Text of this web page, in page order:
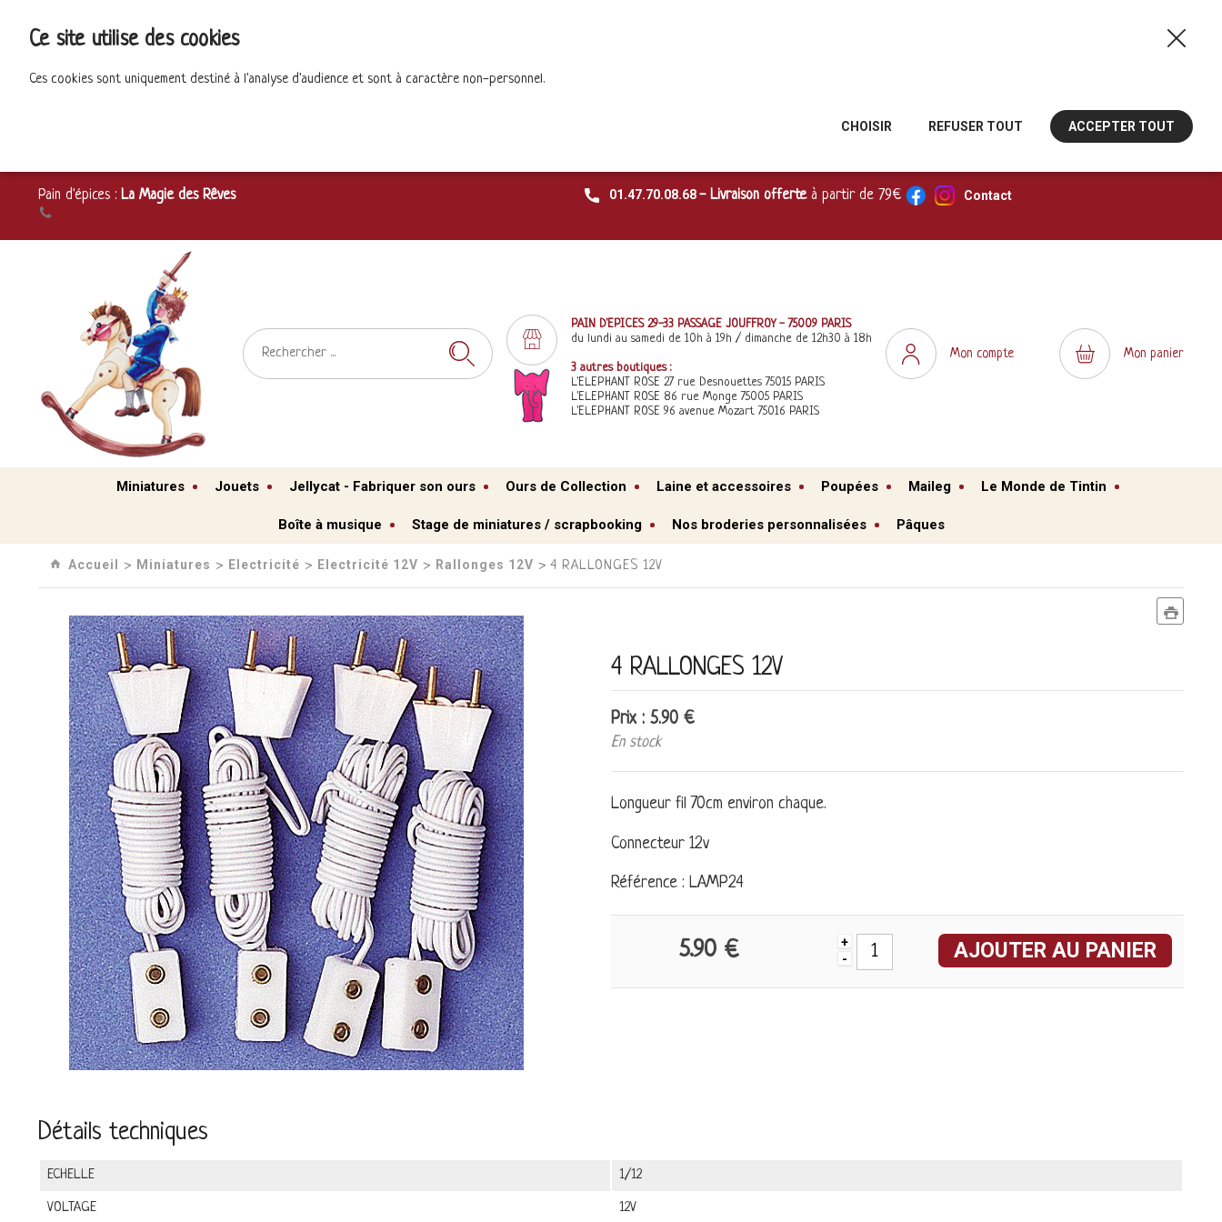
Pain d'épices : La Magie des Rêves 01.47.70.08.68- Livraison offerte à partir de 79€ Contact
PAIN D'EPICES 29-33 PASSAGE JOUFFROY - 75009 PARIS
du lundi au samedi de 10h à 19h / dimanche de 12h30 à 18h
3 autres boutiques :
L'ELEPHANT ROSE 27 rue Desnouettes 75015 PARIS
L'ELEPHANT ROSE 86 rue Monge 75005 PARIS
L'ELEPHANT ROSE 96 avenue Mozart 75016 PARIS
Mon compte Mon panier
Miniatures Jouets Jellycat - Fabriquer son ours Ours de Collection Laine et accessoires Poupées Maileg Le Monde de Tintin
Boîte à musique Stage de miniatures / scrapbooking Nos broderies personnalisées Pâques
Accueil › Miniatures › Electricité › Electricité 12V › Rallonges 12V › 4 RALLONGES 12V
4 RALLONGES 12V
Prix : 5.90 €
En stock
Longueur fil 70cm environ chaque.
Connecteur 12v
Référence : LAMP24
5.90 €
+
-
AJOUTER AU PANIER
Détails techniques
ECHELLE 1/12
VOLTAGE 12V
Ce site utilise des cookies
Ces cookies sont uniquement destiné à l'analyse d'audience et sont à caractère non-personnel.
CHOISIR REFUSER TOUT ACCEPTER TOUT